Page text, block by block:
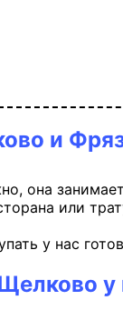
и
она
или
у нас
у